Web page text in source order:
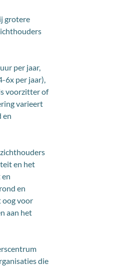
grotere
per jaar,
6x per jaar),
voorzitter of
varieert
en
en het
en
oog voor
aan het
die